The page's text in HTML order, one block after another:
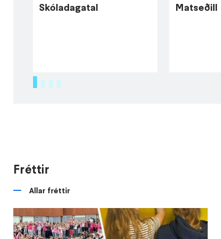
Skóladagatal Matseðill
1
Fréttir
Allar fréttir